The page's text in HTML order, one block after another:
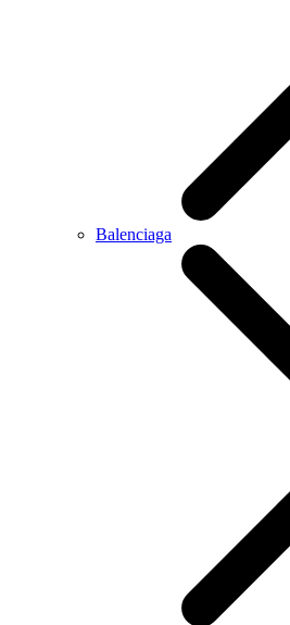
Balenciaga